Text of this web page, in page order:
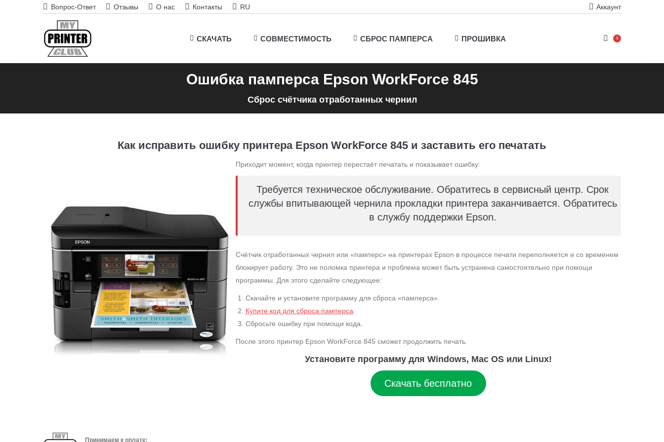
Вопрос-Ответ Отзывы О нас Контакты RU Аккаунт
СКАЧАТЬ СОВМЕСТИМОСТЬ СБРОС ПАМПЕРСА ПРОШИВКА 0
Ошибка памперса Epson WorkForce 845
Сброс счётчика отработанных чернил
Как исправить ошибку принтера Epson WorkForce 845 и заставить его печатать
Приходит момент, когда принтер перестаёт печатать и показывает ошибку:
Требуется техническое обслуживание. Обратитесь в сервисный центр. Срок
службы впитывающей чернила прокладки принтера заканчивается. Обратитесь
в службу поддержки Epson.
Счётчик отработанных чернил или «памперс» на принтерах Epson в процессе печати переполняется и со временем
блокирует работу. Это не поломка принтера и проблема может быть устранена самостоятельно при помощи
программы. Для этого сделайте следующее:
Скачайте и установите программу для сброса «памперса».
Купите код для сброса памперса
Сбросьте ошибку при помощи кода.
После этого принтер Epson WorkForce 845 сможет продолжить печать.
Установите программу для Windows, Mac OS или Linux!
Скачать бесплатно
Принимаем к оплате: